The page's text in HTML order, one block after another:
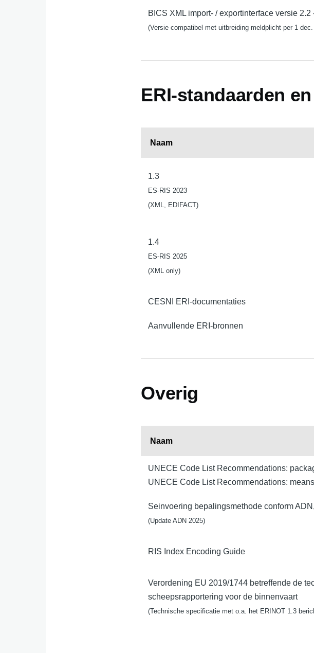
BICS XML import- / exportinterface versie
(Versie compatibel met uitbreiding meldplicht per 1
ERI-standaarden
Naam
1.3
ES-RIS 2023
(XML, EDIFACT)
1.4
ES-RIS 2025
(XML only)
CESNI ERI-documentaties
Aanvullende ERI-bronnen
Overig
Naam
UNECE Code List Recommendations:
UNECE Code List Recommendations:
Seinvoering bepalingsmethode conform
(Update ADN 2025)
RIS Index Encoding Guide
Verordening EU 2019/1744 betreffende de
scheepsrapportering voor de binnenvaart
(Technische specificatie met o.a. het ERINOT 1.3